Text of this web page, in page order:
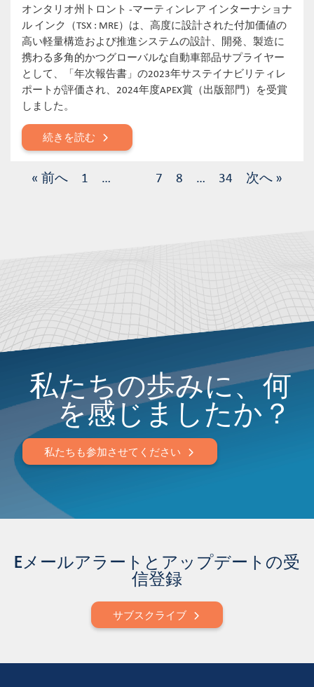
オンタリオ州トロント -マーティンレア インターナショナ
ル インク（TSX : MRE）は、高度に設計された付加価値の
高い軽量構造および推進システムの設計、開発、製造に
携わる多角的かつグローバルな自動車部品サプライヤー
として、「年次報告書」の2023年サステイナビリティレ
ポートが評価され、2024年度APEX賞（出版部門）を受賞
しました。
続きを読む
« 前へ 1 … 7 8 … 34 次へ »
私たちの歩みに、何
を感じましたか？
私たちも参加させてください
Eメールアラートとアップデートの受
信登録
サブスクライブ